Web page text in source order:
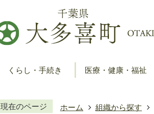
くらし・手続き 医療・健康・福祉
現在のページ ホーム 組織から探す